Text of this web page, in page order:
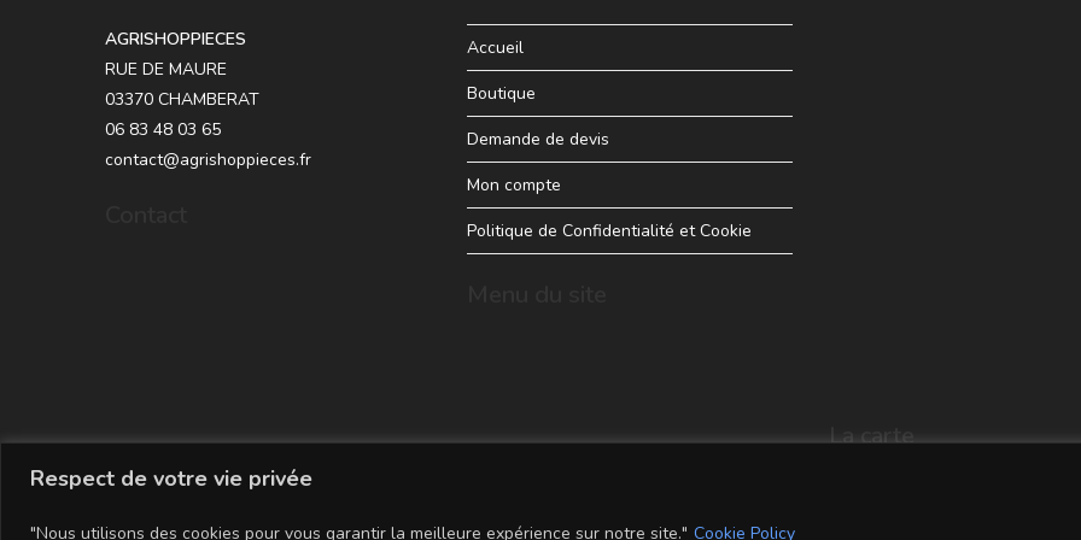
Respect de votre vie privée
"Nous utilisons des cookies pour vous garantir la meilleure expérience sur notre site." Cookie Policy
AGRISHOPPIECES
RUE DE MAURE
03370 CHAMBERAT
06 83 48 03 65
contact@agrishoppieces.fr
Accueil
Boutique
Demande de devis
Mon compte
Politique de Confidentialité et Cookie
La carte